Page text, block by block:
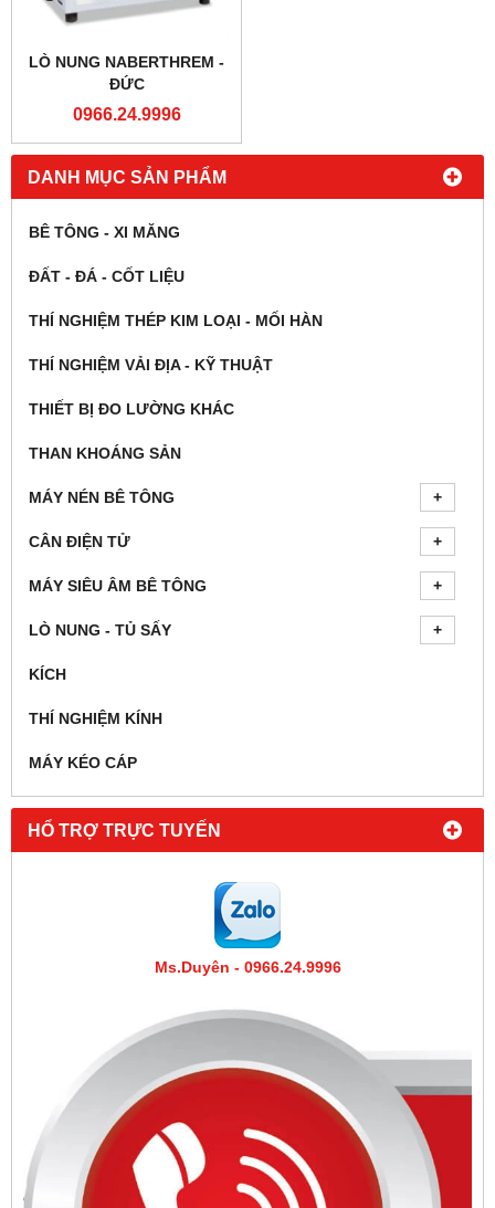
DANH MỤC SẢN PHẨM
BÊ TÔNG - XI MĂNG
ĐẤT - ĐÁ - CỐT LIỆU
THÍ NGHIỆM THÉP KIM LOẠI - MỐI HÀN
THÍ NGHIỆM VẢI ĐỊA - KỸ THUẬT
THIẾT BỊ ĐO LƯỜNG KHÁC
THAN KHOÁNG SẢN
MÁY NÉN BÊ TÔNG
CÂN ĐIỆN TỬ
MÁY SIÊU ÂM BÊ TÔNG
LÒ NUNG - TỦ SẤY
KÍCH
THÍ NGHIỆM KÍNH
MÁY KÉO CÁP
HỔ TRỢ TRỰC TUYẾN
Ms.Duyên - 0966.24.9996
LÒ NUNG NABERTHREM -
ĐỨC
0966.24.9996